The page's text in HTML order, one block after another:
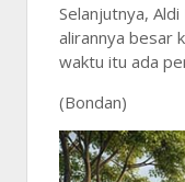
Selanjutnya,
alirannya besar
waktu itu ada
(Bondan)